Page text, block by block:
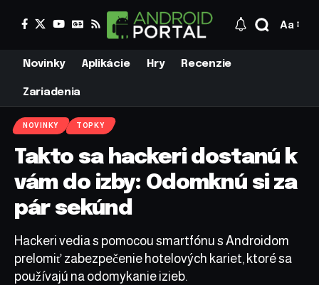
Aa
Novinky Aplikácie Hry Recenzie
Zariadenia
NOVINKY TOPKY
Takto sa hackeri dostanú k
vám do izby: Odomknú si za
pár sekúnd
Hackeri vedia s pomocou smartfónu s Androidom
prelomiť zabezpečenie hotelových kariet, ktoré sa
používajú na odomykanie izieb.